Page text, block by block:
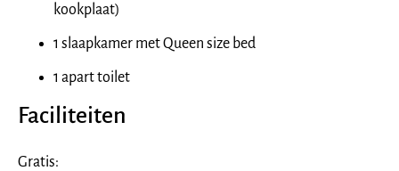
kookplaat)
1 slaapkamer met Queen size bed
1 apart toilet
Faciliteiten
Gratis: